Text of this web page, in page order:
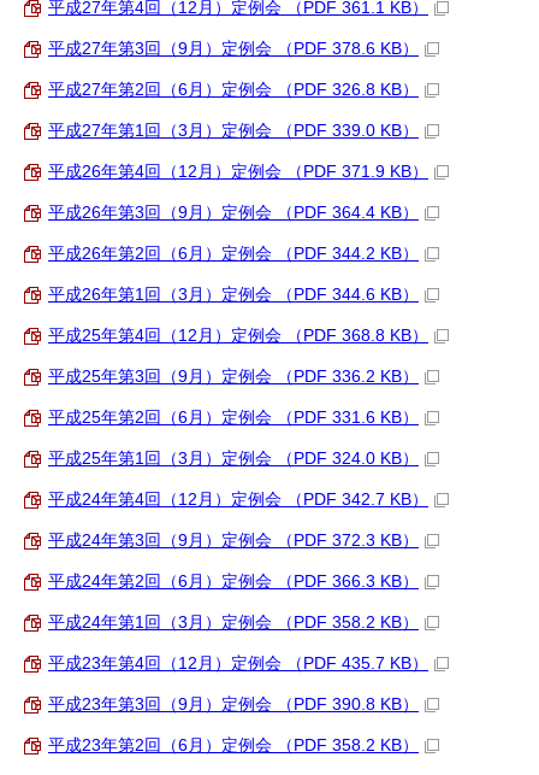
平成27年第4回（12月）定例会 （PDF 361.1 KB）
平成27年第3回（9月）定例会 （PDF 378.6 KB）
平成27年第2回（6月）定例会 （PDF 326.8 KB）
平成27年第1回（3月）定例会 （PDF 339.0 KB）
平成26年第4回（12月）定例会 （PDF 371.9 KB）
平成26年第3回（9月）定例会 （PDF 364.4 KB）
平成26年第2回（6月）定例会 （PDF 344.2 KB）
平成26年第1回（3月）定例会 （PDF 344.6 KB）
平成25年第4回（12月）定例会 （PDF 368.8 KB）
平成25年第3回（9月）定例会 （PDF 336.2 KB）
平成25年第2回（6月）定例会 （PDF 331.6 KB）
平成25年第1回（3月）定例会 （PDF 324.0 KB）
平成24年第4回（12月）定例会 （PDF 342.7 KB）
平成24年第3回（9月）定例会 （PDF 372.3 KB）
平成24年第2回（6月）定例会 （PDF 366.3 KB）
平成24年第1回（3月）定例会 （PDF 358.2 KB）
平成23年第4回（12月）定例会 （PDF 435.7 KB）
平成23年第3回（9月）定例会 （PDF 390.8 KB）
平成23年第2回（6月）定例会 （PDF 358.2 KB）